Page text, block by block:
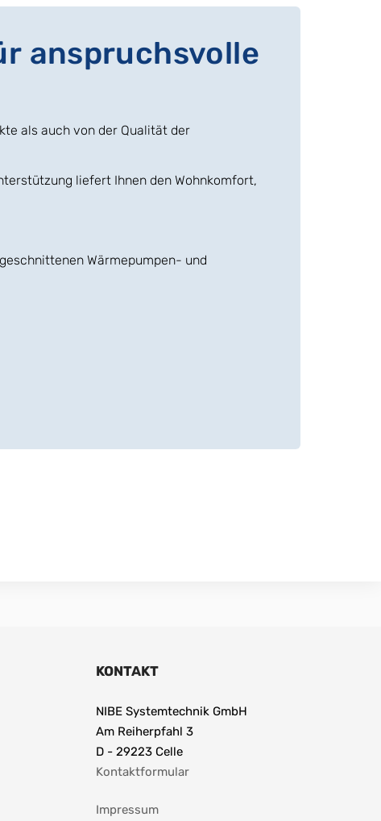
anspruchsvolle
als auch von der Qualität der
liefert Ihnen den Wohnkomfort,
Wärmepumpen- und
KONTAKT
NIBE Systemtechnik GmbH
Am Reiherpfahl 3
D - 29223 Celle
Kontaktformular
Impressum